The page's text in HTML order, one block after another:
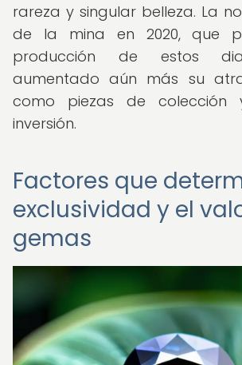
rareza y singular belleza. La
de la mina en 2020, que
producción de estos
aumentado aún más su
como piezas de colección
inversión.
Factores que
exclusividad y el
gemas